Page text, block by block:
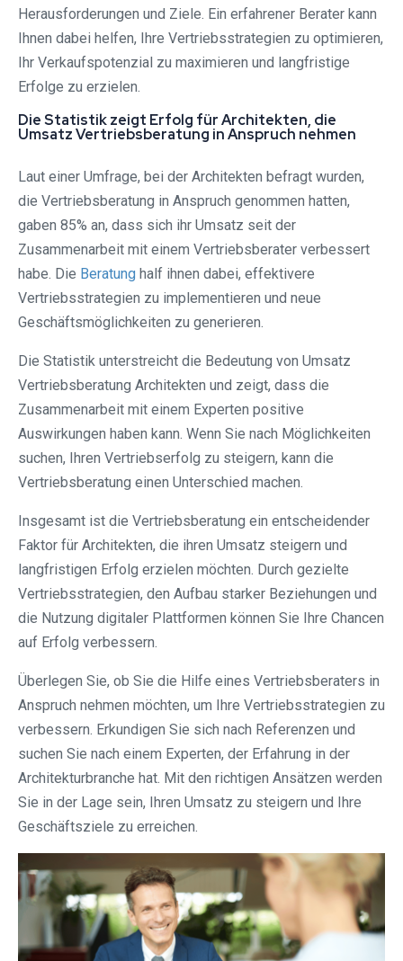
Herausforderungen und Ziele. Ein erfahrener Berater kann
Ihnen dabei helfen, Ihre Vertriebsstrategien zu optimieren,
Ihr Verkaufspotenzial zu maximieren und langfristige
Erfolge zu erzielen.
Die Statistik zeigt Erfolg für Architekten, die
Umsatz Vertriebsberatung in Anspruch nehmen
Laut einer Umfrage, bei der Architekten befragt wurden,
die Vertriebsberatung in Anspruch genommen hatten,
gaben 85% an, dass sich ihr Umsatz seit der
Zusammenarbeit mit einem Vertriebsberater verbessert
habe. Die Beratung half ihnen dabei, effektivere
Vertriebsstrategien zu implementieren und neue
Geschäftsmöglichkeiten zu generieren.
Die Statistik unterstreicht die Bedeutung von Umsatz
Vertriebsberatung Architekten und zeigt, dass die
Zusammenarbeit mit einem Experten positive
Auswirkungen haben kann. Wenn Sie nach Möglichkeiten
suchen, Ihren Vertriebserfolg zu steigern, kann die
Vertriebsberatung einen Unterschied machen.
Insgesamt ist die Vertriebsberatung ein entscheidender
Faktor für Architekten, die ihren Umsatz steigern und
langfristigen Erfolg erzielen möchten. Durch gezielte
Vertriebsstrategien, den Aufbau starker Beziehungen und
die Nutzung digitaler Plattformen können Sie Ihre Chancen
auf Erfolg verbessern.
Überlegen Sie, ob Sie die Hilfe eines Vertriebsberaters in
Anspruch nehmen möchten, um Ihre Vertriebsstrategien zu
verbessern. Erkundigen Sie sich nach Referenzen und
suchen Sie nach einem Experten, der Erfahrung in der
Architekturbranche hat. Mit den richtigen Ansätzen werden
Sie in der Lage sein, Ihren Umsatz zu steigern und Ihre
Geschäftsziele zu erreichen.